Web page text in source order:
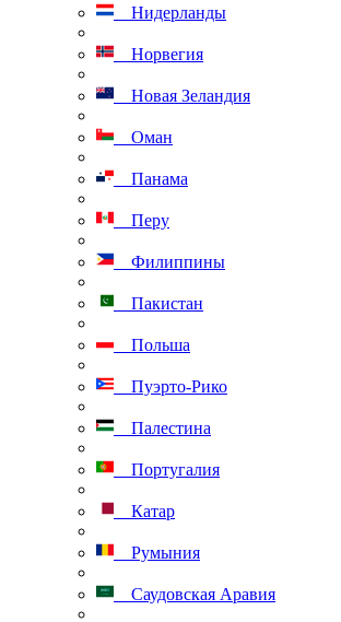
Нидерланды
Норвегия
Новая Зеландия
Оман
Панама
Перу
Филиппины
Пакистан
Польша
Пуэрто-Рико
Палестина
Португалия
Катар
Румыния
Саудовская Аравия